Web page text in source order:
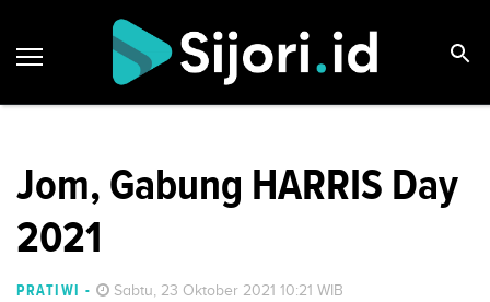
Jom, Gabung HARRIS Day
2021
PRATIWI - Sabtu, 23 Oktober 2021 10:21 WIB